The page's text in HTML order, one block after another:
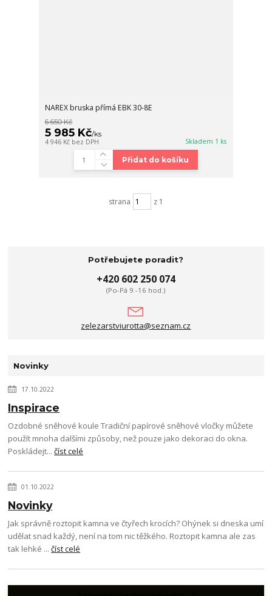
NAREX bruska přímá EBK 30-8E
6 650 Kč
5 985 Kč/ks
4 946 Kč bez DPH Skladem 1 ks
Přidat do košíku
strana z 1
Potřebujete poradit?
+420 602 250 074
(Po-Pá 9 -16 hod.)
zelezarstviurotta@seznam.cz
Novinky
17.10.2022
Inspirace
Ozdobné sněhové koule Tradiční papírové sněhové vločky můžete
použít mnoha dalšími způsoby, než pouze jako dekoraci do okna.
Poskládejt...číst celé
01.10.2022
Novinky
Jak správně roztopit kamna ve čtyřech krocích? Ohýnek si dneska umí
udělat snad každý, není na tom nic těžkého. Roztopit kamna ale zas
tak lehké ...číst celé